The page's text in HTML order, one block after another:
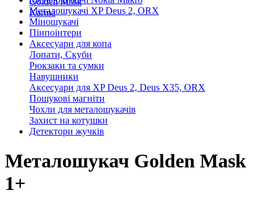
Karma
Металошукачі XP Deus 2, ORX
Міношукачі
Пінпоінтери
Аксесуари для копа
Лопати, Скуби
Рюкзаки та сумки
Навушники
Аксесуари для XP Deus 2, Deus X35, ORX
Пошукові магніти
Чохли для металошукачів
Захист на котушки
Детектори жучків
Металошукач Golden Mask
1+